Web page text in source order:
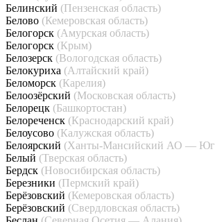
Белинский (Пензенская область)
Белово (Кемеровская область)
Белогорск (Амурская область)
Белогорск (Крым)
Белозерск (Вологодская область)
Белокуриха (Алтайский край)
Беломорск (Карелия)
Белоозёрский (Московская область)
Белорецк (Башкортостан)
Белореченск (Краснодарский край)
Белоусово (Калужская область)
Белоярский (Ханты-Мансийский АО —
Белый (Тверская область)
Бердск (Новосибирская область)
Березники (Пермский край)
Берёзовский (Кемеровская область)
Берёзовский (Свердловская область)